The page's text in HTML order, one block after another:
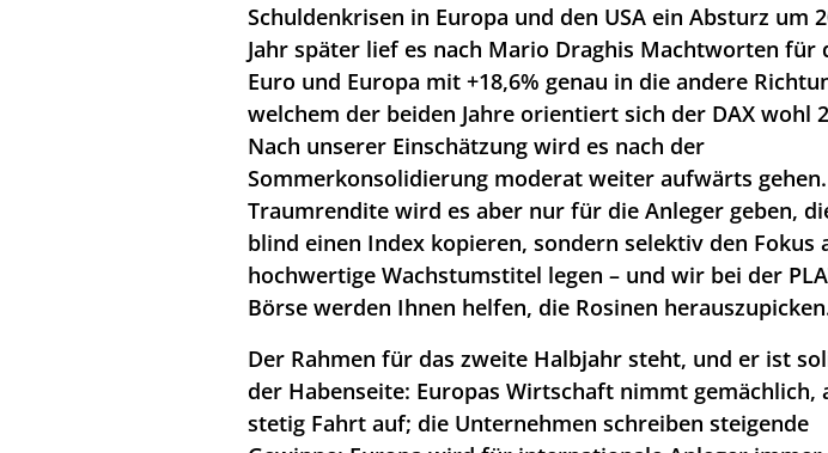
Schuldenkrisen in Europa und den USA ein Absturz um
Jahr später lief es nach Mario Draghis Machtworten für
Euro und Europa mit +18,6% genau in die andere
welchem der beiden Jahre orientiert sich der DAX wohl
Nach unserer Einschätzung wird es nach der
Sommerkonsolidierung moderat weiter aufwärts
Traumrendite wird es aber nur für die Anleger geben,
blind einen Index kopieren, sondern selektiv den Fokus
hochwertige Wachstumstitel legen – und wir bei der
Börse werden Ihnen helfen, die Rosinen
Der Rahmen für das zweite Halbjahr steht, und er ist
der Habenseite: Europas Wirtschaft nimmt gemächlich,
stetig Fahrt auf; die Unternehmen schreiben steigende